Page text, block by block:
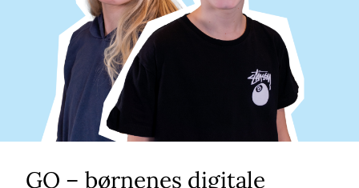
GO – børnenes digitale